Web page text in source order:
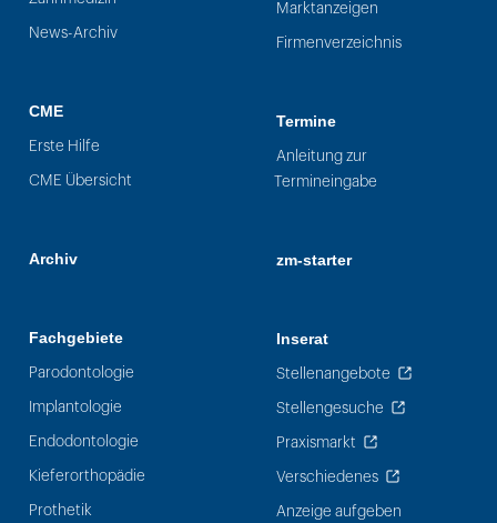
News-Archiv
CME
Erste Hilfe
CME Übersicht
Archiv
Fachgebiete
Parodontologie
Implantologie
Endodontologie
Kieferorthopädie
Prothetik
Marktanzeigen
Firmenverzeichnis
Termine
Anleitung zur
Termineingabe
zm-starter
Inserat
Stellenangebote
Stellengesuche
Praxismarkt
Verschiedenes
Anzeige aufgeben